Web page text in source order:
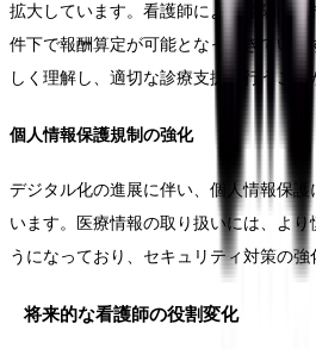
拡大しています。看護師による遠隔で
件下で報酬算定が可能となってきてい
しく理解し、適切な診療支援を行うこと
個人情報保護規制の強化
デジタル化の進展に伴い、個人情報保
います。医療情報の取り扱いには、より
うになっており、セキュリティ対策の強
将来的な看護師の役割変化